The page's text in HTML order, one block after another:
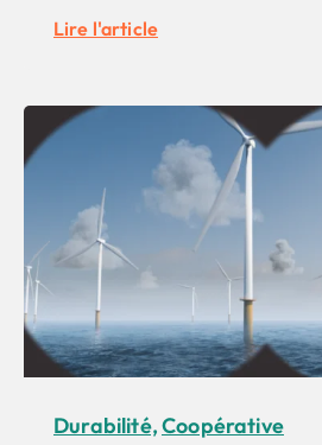
Lire l'article
Durabilité,Coopérative